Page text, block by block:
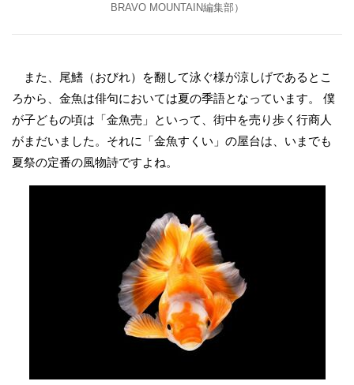
BRAVO MOUNTAIN編集部）
また、尾鰭（おびれ）を翻して泳ぐ様が涼しげであるとこ
ろから、金魚は俳句においては夏の季語となっています。 僕
が子どもの頃は「金魚売」といって、街中を売り歩く行商人
がまだいました。それに「金魚すくい」の屋台は、いまでも
夏祭の定番の風物詩ですよね。